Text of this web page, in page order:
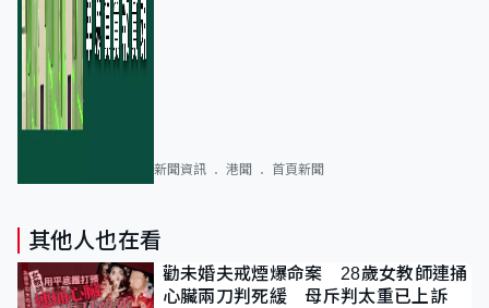
新聞資訊 港聞 首頁新聞
其他人也在看
勸未婚夫戒煙爆命案 28歲女教師連捅
心臟兩刀判死緩 母斥判太重已上訴